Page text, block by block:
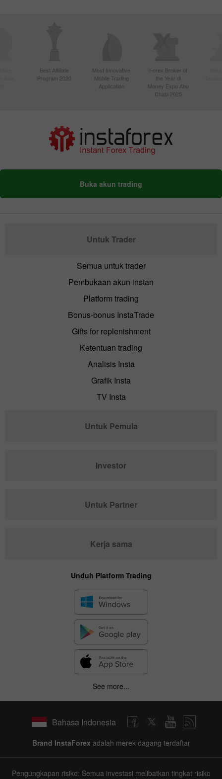
Best Affiliate
Program 2020
Most Innovative
Mobile Trading
Application
Forex Broker of
the Year di
Money Expo Abu
Dhabi 2025
Buka akun trading
Untuk Trader
Semua untuk trader
Pembukaan akun instan
Platform trading
Bonus-bonus InstaTrade
Gifts for replenishment
Ketentuan trading
Analisis Insta
Grafik Insta
TV Insta
Untuk Pemula
Investor
Untuk Partner
Kerja sama
Unduh Platform Trading
See more...
Bahasa Indonesia
Brand InstaForex adalah merek dagang terdaftar
Pengungkapan risiko: Semua investasi melibatkan tingkat risiko